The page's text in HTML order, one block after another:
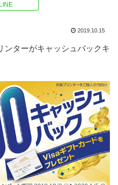
LINE
2019.10.15
ンターがキャッシュバックキ